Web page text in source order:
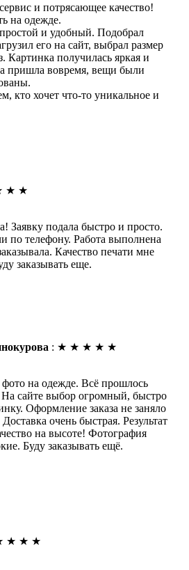
и потрясающее качество!
на одежде.
и удобный. Подобрал
его на сайт, выбрал размер
Картинка получилась яркая и
пришла вовремя, вещи были
кто хочет что-то уникальное и
★ ★
Заявку подала быстро и просто.
по телефону. Работа выполнена
Качество печати мне
заказывать еще.
: ★ ★ ★ ★ ★
фото на одежде. Всё прошлось
На сайте выбор огромный, быстро
Оформление заказа не заняло
очень быстрая. Результат
на высоте! Фотография
Буду заказывать ещё.
★ ★ ★